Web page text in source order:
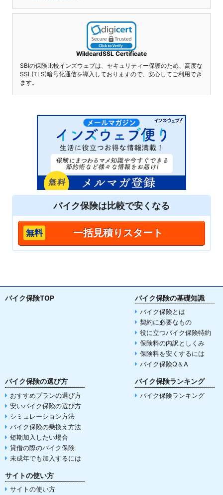
WildcardSSL Certificate
SBIの保険比較インズウェブは、セキュリティー保護のため、高度な
SSL(TLS)暗号化通信を導入しておりますので、安心してご利用でき
ます。
バイク保険は比較で安くなる
一括見積りスタート
バイク保険TOP バイク保険の基礎知識
バイク保険とは
契約に必要なもの
役に立つバイク保険特約
保険料の内訳としくみ
保険料を安くするには
バイク保険Q＆A
バイク保険の選び方
おすすめプランの選び方
安いバイク保険の選び方
シミュレーション方法
バイク保険の乗換え方法
短期加入したい場合
貸借の際のバイク保険
未成年でも加入するには
バイク保険ランキング
バイク保険ランキング
サイトの使い方
サイトの使い方